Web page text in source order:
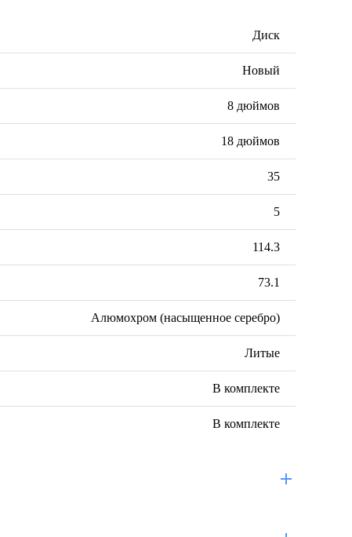
Диск
Новый
8 дюймов
18 дюймов
35
5
114.3
73.1
Алюмохром (насыщенное серебро)
Литые
В комплекте
В комплекте